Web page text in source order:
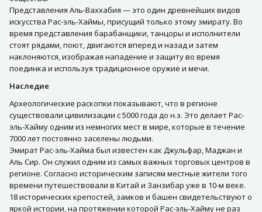
Представления Аль-Ваххабия — это один древнейших видов
искусства Рас-эль-Хаймы, присущий только этому эмирату. Во
время представления барабанщики, танцоры и исполнители
стоят рядами, поют, двигаются вперед и назад и затем
наклоняются, изображая нападение и защиту во время
поединка и используя традиционное оружие и мечи.
Наследие
Археологические раскопки показывают, что в регионе
существовали цивилизации с 5000 года до н.э. Это делает Рас-
эль-Хайму одним из немногих мест в мире, которые в течение
7000 лет постоянно заселены людьми.
Эмират Рас-эль-Хайма был известен как Джульфар, Маджан и
Аль Сир. Он служил одним из самых важных торговых центров в
регионе. Согласно историческим записям местные жители того
времени путешествовали в Китай и Занзибар уже в 10-м веке.
18 исторических крепостей, замков и башен свидетельствуют о
яркой истории, на протяжении которой Рас-эль-Хайму не раз